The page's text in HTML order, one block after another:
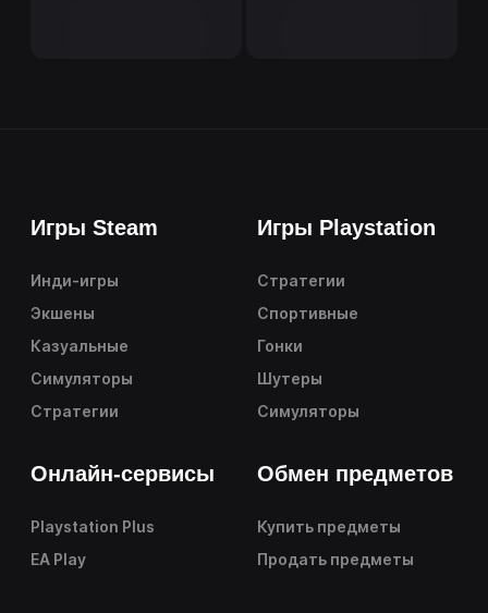
Игры Steam
Инди-игры
Экшены
Казуальные
Симуляторы
Стратегии
Игры Playstation
Стратегии
Спортивные
Гонки
Шутеры
Симуляторы
Онлайн-сервисы
Playstation Plus
EA Play
Обмен предметов
Купить предметы
Продать предметы